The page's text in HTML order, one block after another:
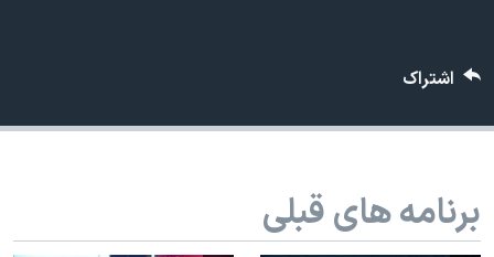
دادگاه حمید نوری
اسرائیل در جنگ
اشتراک
برنامه های قبلی